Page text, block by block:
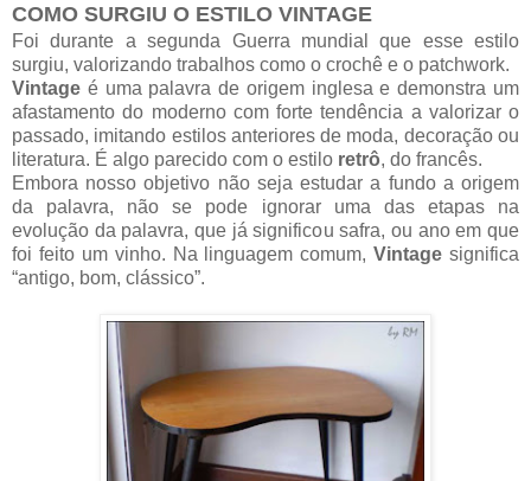
COMO SURGIU O ESTILO VINTAGE
Foi durante a segunda Guerra mundial que esse estilo
surgiu, valorizando trabalhos como o crochê e o patchwork.
Vintage é uma palavra de origem inglesa e demonstra um
afastamento do moderno com forte tendência a valorizar o
passado, imitando estilos anteriores de moda, decoração ou
literatura. É algo parecido com o estilo retrô, do francês.
Embora nosso objetivo não seja estudar a fundo a origem
da palavra, não se pode ignorar uma das etapas na
evolução da palavra, que já significou safra, ou ano em que
foi feito um vinho. Na linguagem comum,Vintage significa
“antigo, bom, clássico”.